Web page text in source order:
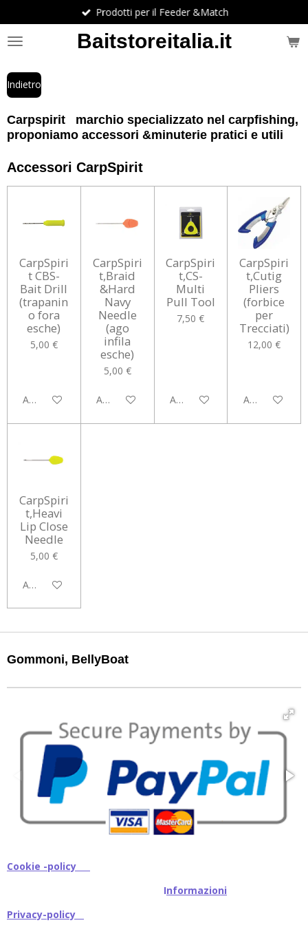
al
contenuto
Baitstoreitalia.it
Prodotti per il Feeder &Match
Indietro
Carpspirit marchio specializzato nel carpfishing,
proponiamo accessori &minuterie pratici e utili
Accessori CarpSpirit
CarpSpiri
t CBS-
Bait Drill
(trapanin
o fora
esche)
5,00 €
Aggiungi al carrello
CarpSpiri
t,Braid
&Hard
Navy
Needle
(ago
infila
esche)
5,00 €
Aggiungi al carrello
CarpSpiri
t,CS-
Multi
Pull Tool
7,50 €
Aggiungi al carrello
CarpSpiri
t,Cutig
Pliers
(forbice
per
Trecciati)
12,00 €
Aggiungi al
CarpSpiri
t,Heavi
Lip Close
Needle
5,00 €
Aggiungi al carrello
Gommoni, BellyBoat
Cookie -policy
Informazioni
Privacy-policy